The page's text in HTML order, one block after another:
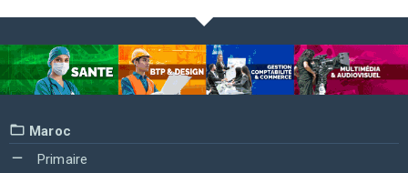
Maroc
Primaire